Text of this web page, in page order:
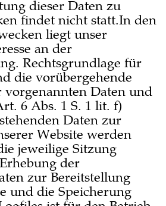
dieser Daten zu
findet nicht statt.In den
liegt unser
an der
Rechtsgrundlage für
die vorübergehende
vorgenannten Daten und
6 Abs. 1 S. 1 lit. f)
Daten zur
Website werden
jeweilige Sitzung
der
zur Bereitstellung
und die Speicherung